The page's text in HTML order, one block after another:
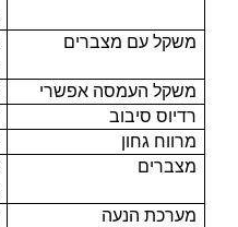
משקל עם מצברים
משקל העמסה אפשרי
רדיוס סיבוב
מרווח גחון
מצברים
מערכת הנעה